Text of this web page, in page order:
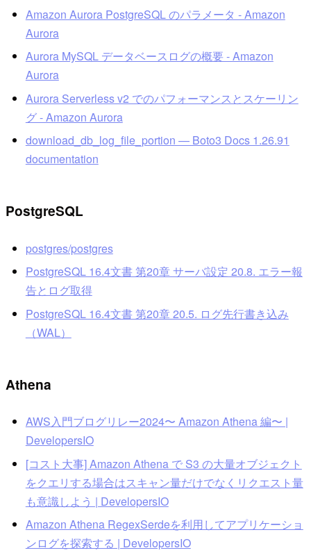
Amazon Aurora PostgreSQL のパラメータ - Amazon
Aurora
Aurora MySQL データベースログの概要 - Amazon
Aurora
Aurora Serverless v2 でのパフォーマンスとスケーリン
グ - Amazon Aurora
download_db_log_file_portion — Boto3 Docs 1.26.91
documentation
PostgreSQL
postgres/postgres
PostgreSQL 16.4文書 第20章 サーバ設定 20.8. エラー報
告とログ取得
PostgreSQL 16.4文書 第20章 20.5. ログ先行書き込み
（WAL）
Athena
AWS入門ブログリレー2024〜 Amazon Athena 編〜 |
DevelopersIO
[コスト大事] Amazon Athena で S3 の大量オブジェクト
をクエリする場合はスキャン量だけでなくリクエスト量
も意識しよう | DevelopersIO
Amazon Athena RegexSerdeを利用してアプリケーショ
ンログを探索する | DevelopersIO